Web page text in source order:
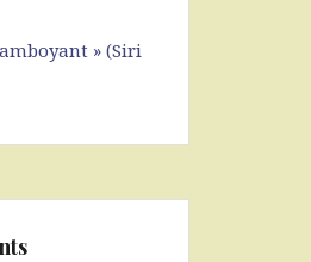
» (Siri